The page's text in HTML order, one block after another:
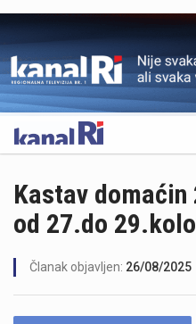
Kastav
od 27.do
Članak objavljen: 26/08/2025